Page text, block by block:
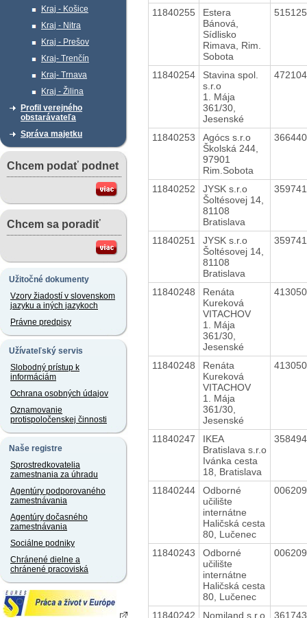
Kraj - Košice
Kraj - Nitra
Kraj - Prešov
Kraj- Trenčín
Kraj- Trnava
Kraj - Žilina
Profil verejného
obstarávateľa
Správa majetku
Chcem podať podnet
Chcem sa poradiť
Užitočné dokumenty
Vzory žiadostí v slovenskom
jazyku a iných jazykoch
Právne predpisy
Užívateľský servis
Slobodný prístup k
informáciám
Ochrana osobných údajov
Oznamovanie
protispoločenskej činnosti
Naše registre
Sprostredkovatelia
zamestnania za úhradu
Agentúry podporovaného
zamestnávania
Agentúry dočasného
zamestnávania
Sociálne podniky
Chránené dielne a
chránené pracoviská
11840255
Estera
Bánová,
Sídlisko
Rimava, Rim.
Sobota
11840254
Stavina spol.
s.r.o
1. Mája
361/30,
Jesenské
11840253
Agócs s.r.o
Školská 244,
97901
Rim.Sobota
11840252
JYSK s.r.o
Šoltésovej 14,
81108
Bratislava
11840251
JYSK s.r.o
Šoltésovej 14,
81108
Bratislava
11840248
Renáta
Kureková
VITACHOV
1. Mája
361/30,
Jesenské
11840248
Renáta
Kureková
VITACHOV
1. Mája
361/30,
Jesenské
11840247
IKEA
Bratislava s.r.o
Ivánka cesta
18, Bratislava
11840244
Odborné
učilište
internátne
Haličská cesta
80, Lučenec
11840243
Odborné
učilište
internátne
Haličská cesta
80, Lučenec
11840242
Nomiland s.r.o